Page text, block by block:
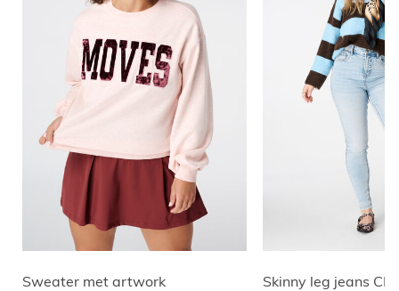
Sweater met artwork Skinny leg jeans